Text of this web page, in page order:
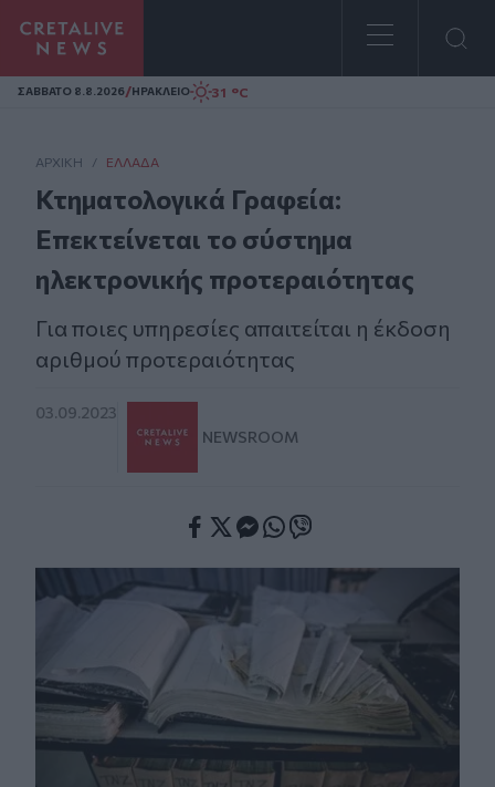
Homepage
ΣAΒΒΑΤΟ 8.8.2026/ΗΡΑΚΛΕΙΟ 31 °C
ΑΡΧΙΚΗ / ΕΛΛΆΔΑ
Κτηματολογικά Γραφεία:
Επεκτείνεται το σύστημα
ηλεκτρονικής προτεραιότητας
Για ποιες υπηρεσίες απαιτείται η έκδοση
αριθμού προτεραιότητας
03.09.2023
NEWSROOM